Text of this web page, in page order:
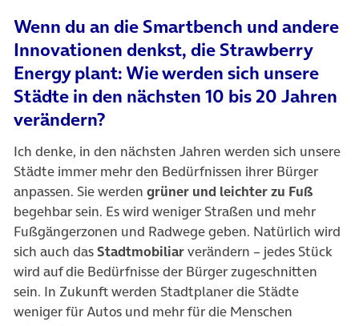
Wenn du an die Smartbench und andere
Innovationen denkst, die Strawberry
Energy plant: Wie werden sich unsere
Städte in den nächsten 10 bis 20 Jahren
verändern?
Ich denke, in den nächsten Jahren werden sich unsere
Städte immer mehr den Bedürfnissen ihrer Bürger
anpassen. Sie werden grüner und leichter zu Fuß
begehbar sein. Es wird weniger Straßen und mehr
Fußgängerzonen und Radwege geben. Natürlich wird
sich auch dasStadtmobiliarverändern – jedes Stück
wird auf die Bedürfnisse der Bürger zugeschnitten
sein. In Zukunft werden Stadtplaner die Städte
weniger für Autos und mehr für die Menschen